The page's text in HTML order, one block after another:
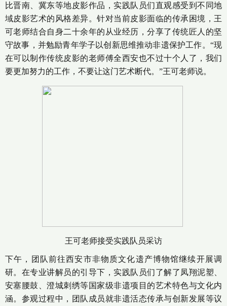
比晋南、冀东等地皮影作品，实践队员们直观感受到不同地
域皮影艺术的风格差异。针对当前皮影面临的传承困境，王
可老师结合自身二十余年的从业经历，分享了传统匠人的坚
守故事，并勉励青年学子以创新思维推动非遗保护工作。“现
在可以制作传统皮影的老师傅全西安也不过十个人了，我们
要更加努力的工作，不要让这门艺术断代。”王可老师说。
王可老师接受实践队员采访
下午，团队前往西安市非物质文化遗产博物馆继续开展调
研。在专业讲解员的引导下，实践队员们了解了凤翔泥塑、
安塞腰鼓、澄城刺绣等国家级非遗项目的艺术特色与文化内
涵。参观过程中，团队成员就非遗活态传承与创新发展等议